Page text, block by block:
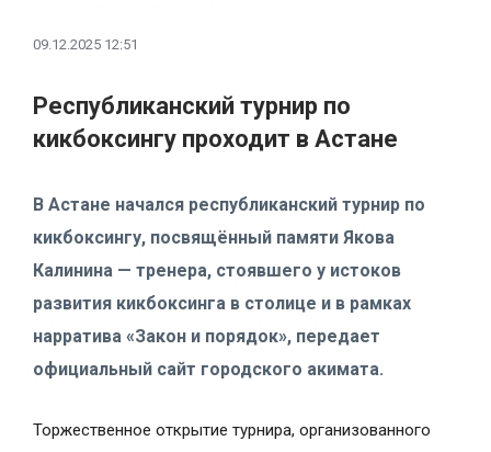
09.12.2025 12:51
Республиканский турнир по
кикбоксингу проходит в Астане
В Астане начался республиканский турнир по
кикбоксингу, посвящённый памяти Якова
Калинина — тренера, стоявшего у истоков
развития кикбоксинга в столице и в рамках
нарратива «Закон и порядок», передает
официальный сайт городского акимата.
Торжественное открытие турнира, организованного